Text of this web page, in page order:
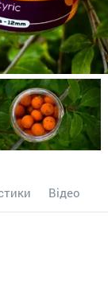
Відео